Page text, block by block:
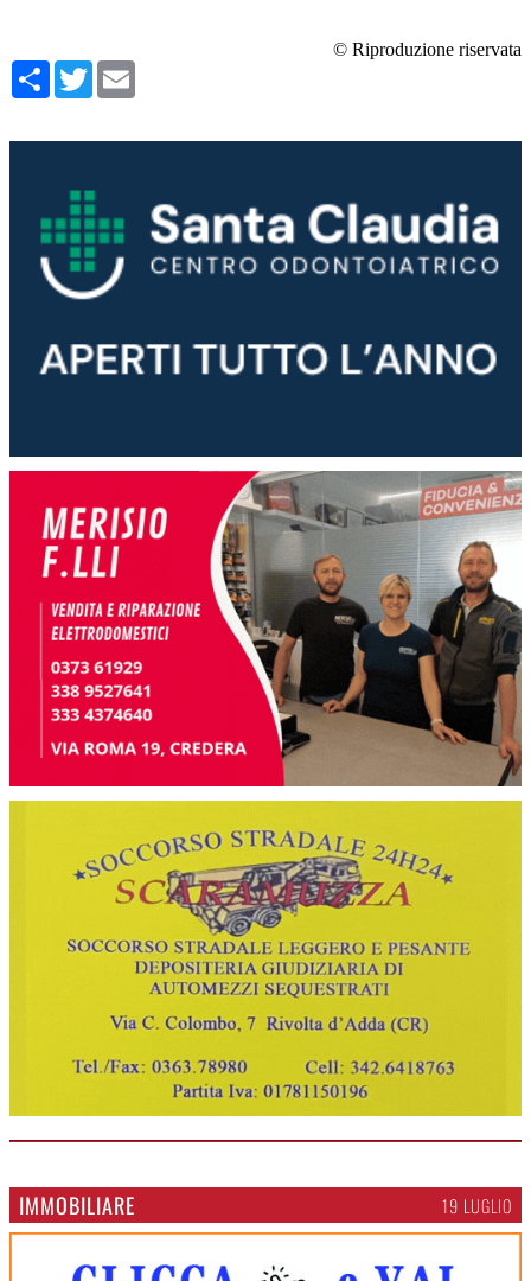
© Riproduzione riservata
Condividi
Twitter
IMMOBILIARE 19 LUGLIO